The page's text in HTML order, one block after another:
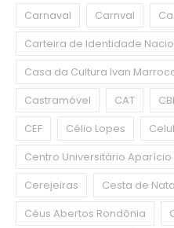
Carnaval
Carnval
Carteira de Identidade
Casa da Cultura Ivan
Castramóvel
CAT
CEF
Célio Lopes
Centro Universitário
Cerejeiras
Cesta de
Céus Abertos Rondônia